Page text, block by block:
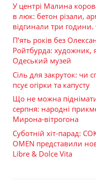
У центрі Малина
в люк: бетон різали,
відгинали три
П’ять років без
Ройтбурда: художник,
Одеський музей
Сіль для закруток: чи
псує огірки та капусту
Що не можна піднімати
серпня: народні
Мирона-вітрогона
Суботній хіт-парад:
OMEN представили
Libre & Dolce Vita